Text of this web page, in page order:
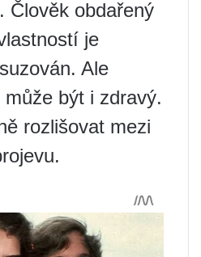
Člověk obdařený
je
Ale
být i zdravý.
rozlišovat mezi